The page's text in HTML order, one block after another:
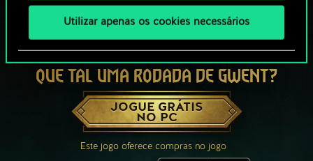
Utilizar apenas os cookies necessários
QUE TAL UMA RODADA DE GWENT?
JOGUE GRÁTIS
NO PC
Este jogo oferece compras no jogo